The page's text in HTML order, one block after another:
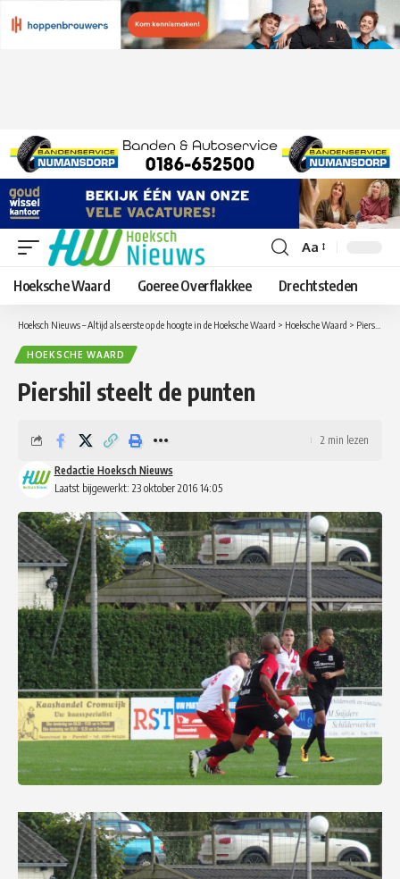
Lettergrootte
aanpassen
Aa
Hoeksche Waard Goeree Overflakkee Drechtsteden
Hoeksch Nieuws – Altijd als eerste op de hoogte in de Hoeksche Waard > Hoeksche Waard > Piershil steelt de punten
HOEKSCHE WAARD
Piershil steelt de punten
Laatst bijgewerkt: 23 oktober 2016 14:05
Redactie Hoeksch Nieuws
2 min lezen